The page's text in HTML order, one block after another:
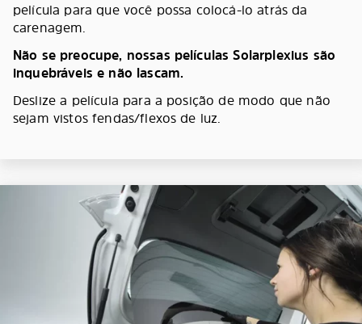
película para que você possa colocá-lo atrás da
carenagem.
Não se preocupe, nossas películas Solarplexius são
inquebráveis e não lascam.
Deslize a película para a posição de modo que não
sejam vistos fendas/flexos de luz.